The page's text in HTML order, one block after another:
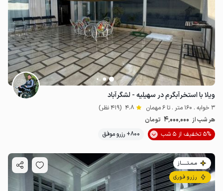
ویلا با استخرآبگرم در سهیلیه - لشگرآباد
3 خوابه . 160 متر . تا 6 مهمان 4.8 (419 نظر)
هر شب از 4٬000٬000 تومان
5% تخفیف از 5 شب
800+ رزرو موفق
مـمـتــــــاز
رزرو فوری